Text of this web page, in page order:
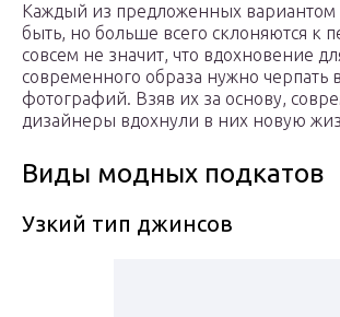
Каждый из предложенных вариантом
быть, но больше всего склоняются к
совсем не значит, что вдохновение
современного образа нужно черпать
фотографий. Взяв их за основу,
дизайнеры вдохнули в них новую
Виды модных подкатов
Узкий тип джинсов